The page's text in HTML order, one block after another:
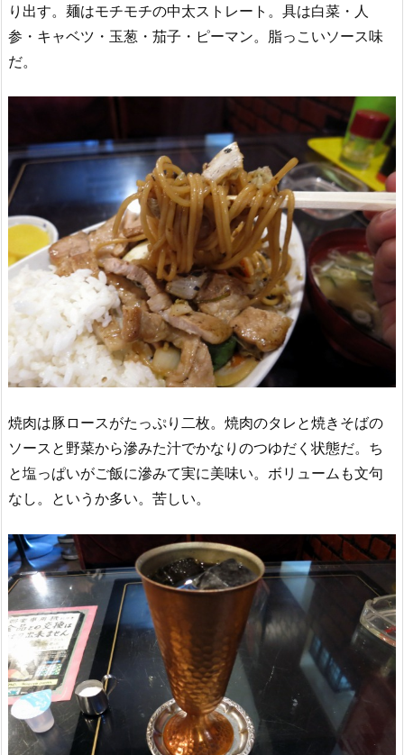
り出す。麺はモチモチの中太ストレート。具は白菜・人
参・キャベツ・玉葱・茄子・ピーマン。脂っこいソース味
だ。
焼肉は豚ロースがたっぷり二枚。焼肉のタレと焼きそばの
ソースと野菜から滲みた汁でかなりのつゆだく状態だ。ち
と塩っぱいがご飯に滲みて実に美味い。ボリュームも文句
なし。というか多い。苦しい。